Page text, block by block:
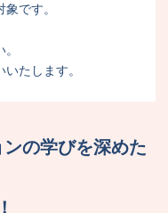
です。
たします。
の学びを深めた